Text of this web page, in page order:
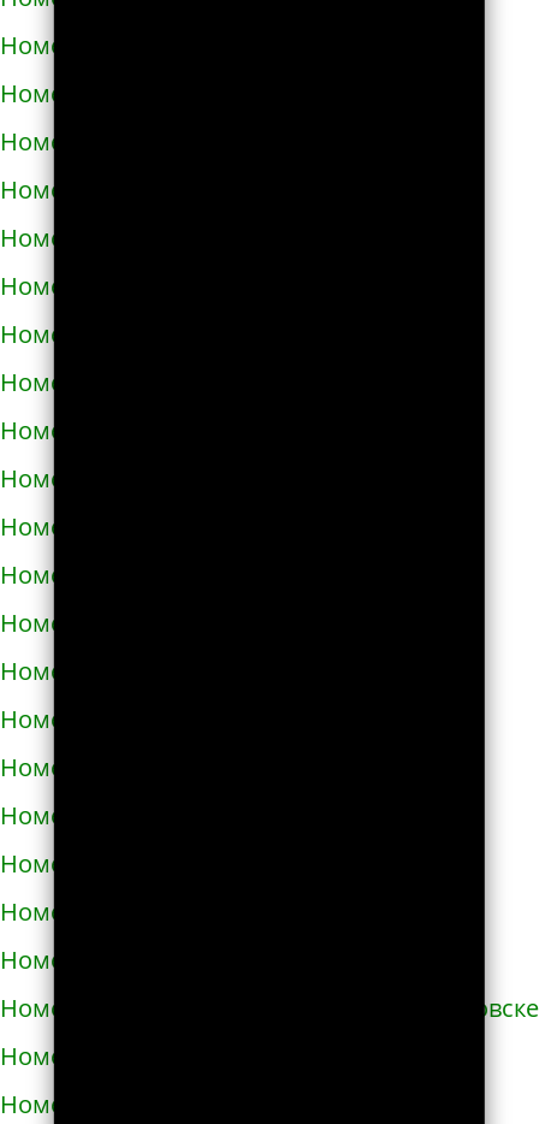
Номера телефонов такси в Долине
Номера телефонов такси в Дрогобыче
Номера телефонов такси в Дублянах
Номера телефонов такси в Дубно
Номера телефонов такси в Дунаевцах
Номера телефонов такси в Жашкове
Номера телефонов такси в Жёлтых водах
Номера телефонов такси в Жидачове
Номера телефонов такси в Житомире
Номера телефонов такси в Жмеринке
Номера телефонов такси в Жолкве
Номера телефонов такси в Запорожье
Номера телефонов такси в Збараже
Номера телефонов такси в Звенигородке
Номера телефонов такси в Здолбунове
Номера телефонов такси в Змиёве
Номера телефонов такси в Знаменке
Номера телефонов такси в Золотоноше
Номера телефонов такси в Золочеве
Номера телефонов такси в Иванкове
Номера телефонов такси в Ивано-Франковске
Номера телефонов такси в Измаиле
Номера телефонов такси в Изюме